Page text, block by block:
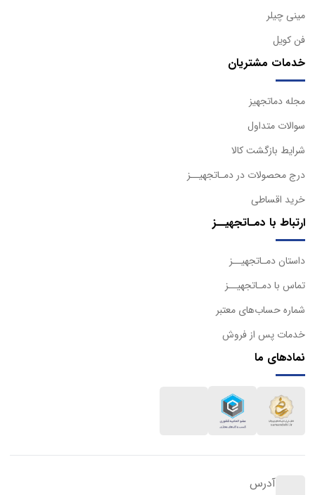
مینی چیلر
فن کویل
خدمات مشتریان
مجله دماتجهیز
سوالات متداول
شرایط بازگشت کالا
درج محصولات در دمـاتجهیــز
خرید اقساطی
ارتباط با دمـاتجهیــز
داستان دمـاتجهیــز
تماس با دمـاتجهیــز
شماره حساب‌های معتبر
خدمات پس از فروش
نمادهای ما
آدرس